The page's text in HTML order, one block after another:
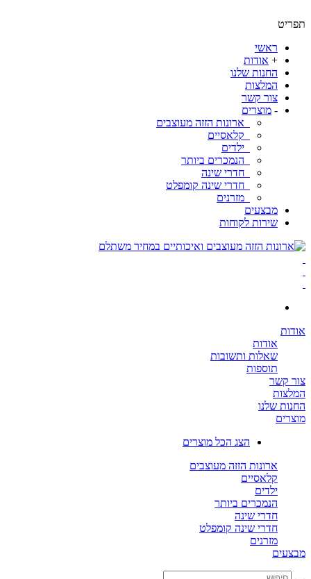
ראשי
אודות
החנות שלנו
המלצות
צור קשר
מוצרים
ארונות הזזה מעוצבים
קלאסיים
ילדים
הנמכרים ביותר
חדרי שינה
חדרי שינה קומפלט
מזרנים
מבצעים
שירות לקוחות
אודות
שאלות ותשובות
תוספות
קשר
שלנו
הצג הכל מוצרים
ארונות הזזה מעוצבים
קלאסיים
הנמכרים ביותר
חדרי שינה
חדרי שינה קומפלט
מזרנים